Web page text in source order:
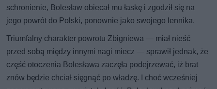
schronienie, Bolesław obiecał mu łaskę i zgodził się na
jego powrót do Polski, ponownie jako swojego lennika.
Triumfalny charakter powrotu Zbigniewa — miał nieść
przed sobą między innymi nagi miecz — sprawił jednak, że
część otoczenia Bolesława zaczęła podejrzewać, iż brat
znów będzie chciał sięgnąć po władzę. I choć wcześniej